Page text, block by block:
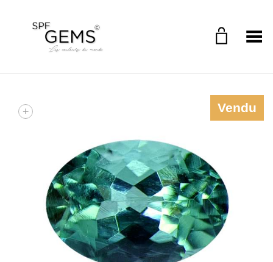
Toggle Menu
Vendu
+